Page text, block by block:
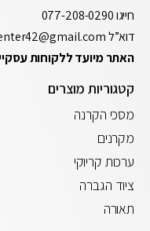
חייגו077-208-0290
דוא”ל
האתר מיועד ללקוחות
קטגוריות מוצרים
מסכי הקרנה
מקרנים
ערכות קריוקי
ציוד הגברה
תאורה